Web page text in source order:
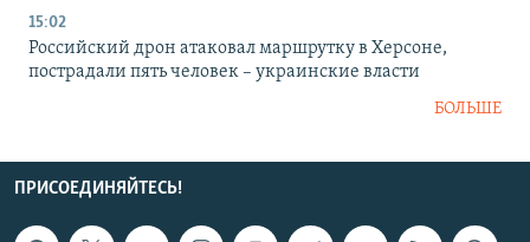
15:02
Российский дрон атаковал маршрутку в Херсоне,
пострадали пять человек – украинские власти
БОЛЬШЕ
ПРИСОЕДИНЯЙТЕСЬ!